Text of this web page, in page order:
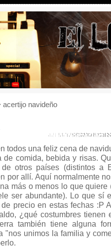
acertijo navideño
todos una feliz cena de
de comida, bebida y risas.
otros países (distintos a
por allí. Aquí normalmente
más o menos lo que
ser abundante). Lo que sí
precio en estas fechas :P
¿qué costumbres tienen
también tiene alguna
"nos unimos la familia y